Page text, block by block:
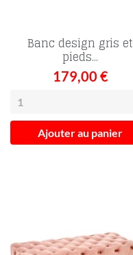
Banc design gris et
pieds...
179,00 €
Ajouter au panier